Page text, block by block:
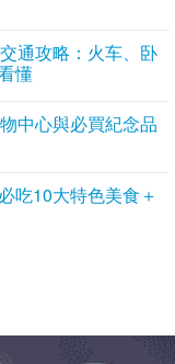
通攻略：火车、卧
懂
中心與必買紀念品
吃10大特色美食＋